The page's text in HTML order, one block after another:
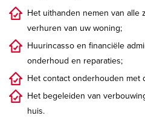
Het uithanden nemen van alle
verhuren van uw woning;
Huurincasso en financiële
onderhoud en reparaties;
Het contact onderhouden met
Het begeleiden van
huis.